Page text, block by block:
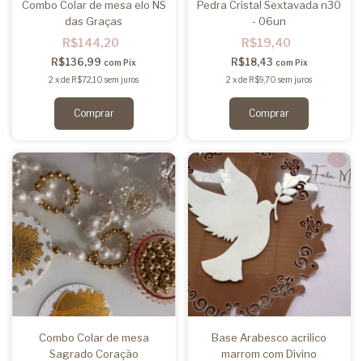
Combo Colar de mesa elo NS
das Graças
R$144,20
R$136,99com Pix
2 xde R$72,10 sem juros
Pedra Cristal Sextavada n30
- 06un
R$19,40
R$18,43 com Pix
2 xde R$9,70 sem juros
Combo Colar de mesa
Sagrado Coração
Base Arabesco acrilico
marrom com Divino